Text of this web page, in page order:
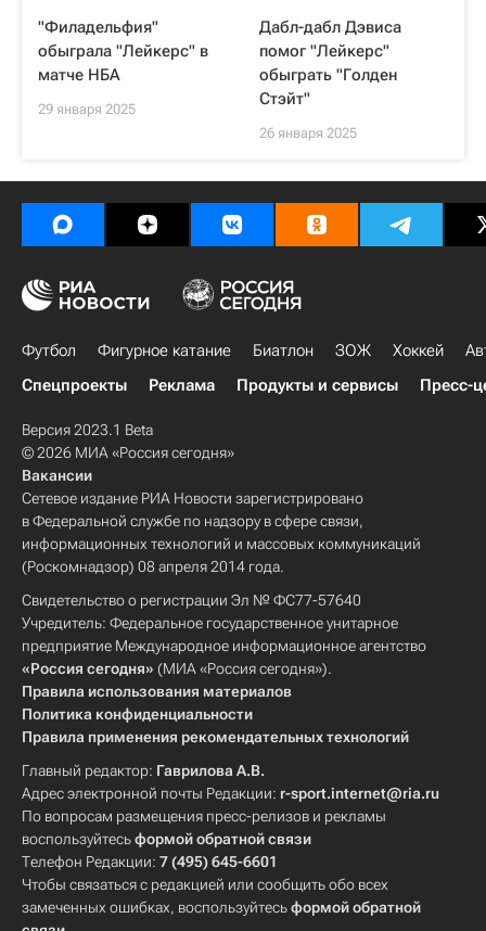
"Филадельфия"
обыграла "Лейкерс" в
матче НБА
29 января 2025
Дабл-дабл Дэвиса
помог "Лейкерс"
обыграть "Голден
Стэйт"
26 января 2025
Футбол Фигурное катание Биатлон ЗОЖ Хоккей
Спецпроекты
Реклама Продукты и сервисы Пресс-
Версия 2023.1 Beta
© 2026 МИА «Россия сегодня»
Вакансии
Сетевое издание РИА Новости зарегистрировано
в Федеральной службе по надзору в сфере связи,
информационных технологий и массовых коммуникаций
(Роскомнадзор) 08 апреля 2014 года.
Свидетельство о регистрации Эл № ФС77-57640
Учредитель: Федеральное государственное унитарное
предприятие Международное информационное агентство
«Россия сегодня» (МИА «Россия сегодня»).
Правила использования материалов
Политика конфиденциальности
Правила применения рекомендательных технологий
Главный редактор: Гаврилова А.В.
Адрес электронной почты Редакции: r-sport.internet@ria.ru
По вопросам размещения пресс-релизов и рекламы
воспользуйтесьформой обратной связи
Телефон Редакции: 7 (495) 645-6601
Чтобы связаться с редакцией или сообщить обо всех
замеченных ошибках, воспользуйтесьформой обратной